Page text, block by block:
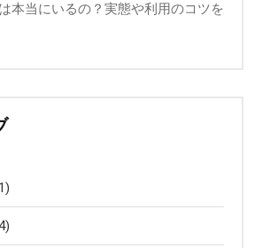
本当にいるの？実態や利用のコツを